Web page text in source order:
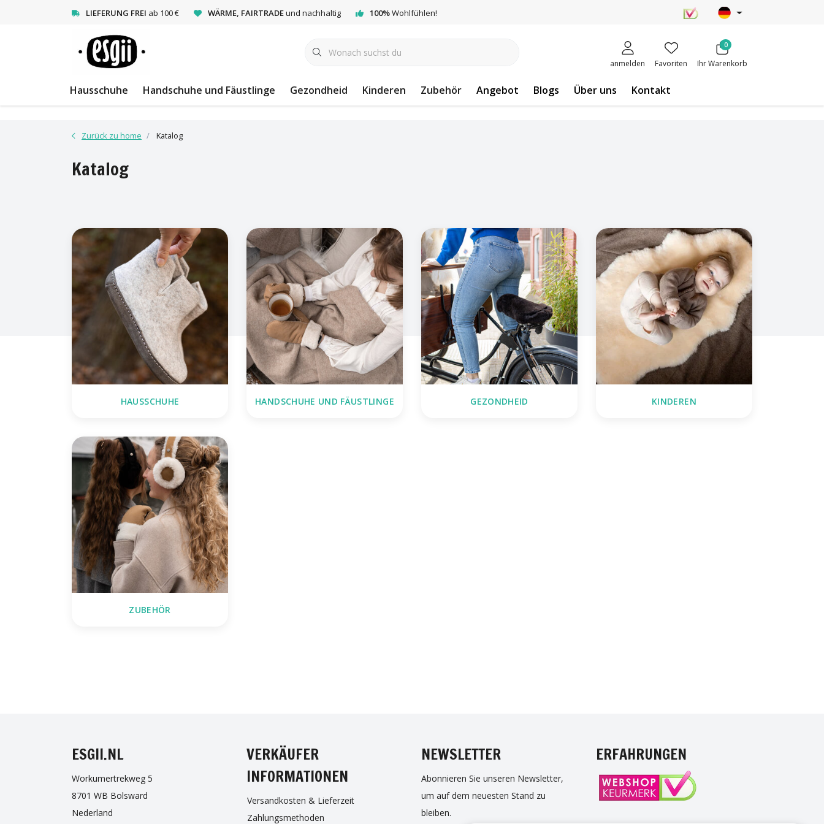
LIEFERUNG FREI ab 100 € WÄRME, FAIRTRADEund nachhaltig 100%Wohlfühlen!
anmelden Favoriten
0
Ihr Warenkorb
Hausschuhe Handschuhe und Fäustlinge Gezondheid Kinderen Zubehör Angebot Blogs Über uns Kontakt
Zurück zu home Katalog
Katalog
HAUSSCHUHE HANDSCHUHE UND FÄUSTLINGE GEZONDHEID KINDEREN
ZUBEHÖR
ESGII.NL
Workumertrekweg 5
8701 WB Bolsward
Nederland
VERKÄUFER
INFORMATIONEN
Versandkosten & Lieferzeit
Zahlungsmethoden
NEWSLETTER
Abonnieren Sie unseren Newsletter,
um auf dem neuesten Stand zu
bleiben.
ERFAHRUNGEN